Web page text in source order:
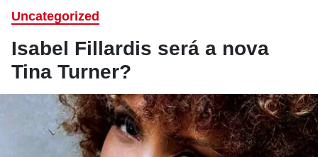
Uncategorized
Isabel Fillardis será a nova
Tina Turner?